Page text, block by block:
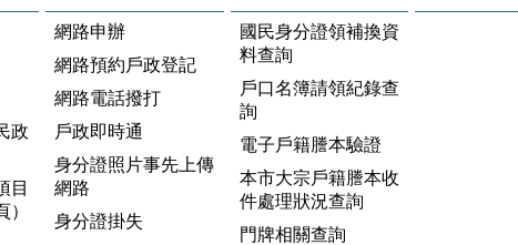
政
目
）
網路申辦
網路預約戶政登記
網路電話撥打
戶政即時通
身分證照片事先上傳
網路
身分證掛失
國民身分證領補換資
料查詢
戶口名簿請領紀錄查
詢
電子戶籍謄本驗證
本市大宗戶籍謄本收
件處理狀況查詢
門牌相關查詢